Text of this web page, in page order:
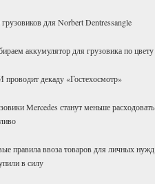
грузовиков для Norbert Dentressangle
аккумулятор для грузовика по цвету
проводит декаду «Гостехосмотр»
Mercedes станут меньше расходовать
правила ввоза товаров для личных нужд
в силу